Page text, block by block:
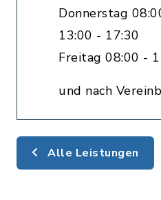
Donnerstag
13:00 - 17:30
Freitag 08:00 -
und nach
Alle Leistungen